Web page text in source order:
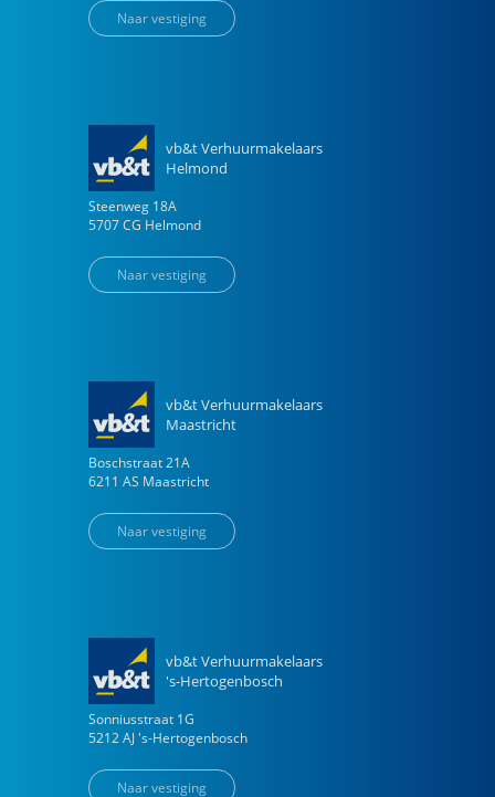
Naar vestiging
vb&t Verhuurmakelaars
Helmond
Steenweg 18A
5707 CG Helmond
Naar vestiging
vb&t Verhuurmakelaars
Maastricht
Boschstraat 21A
6211 AS Maastricht
Naar vestiging
vb&t Verhuurmakelaars
's-Hertogenbosch
Sonniusstraat 1G
5212 AJ 's-Hertogenbosch
Naar vestiging